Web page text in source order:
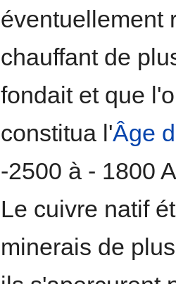
éventuellement
chauffant de
fondait et que
constitua l'Âge
-2500 à - 1800
Le cuivre natif
minerais de